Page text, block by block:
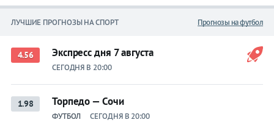
ЛУЧШИЕ ПРОГНОЗЫ НА СПОРТ Прогнозы на футбол
4.56 Экспресс дня 7 августа
СЕГОДНЯ В 20:00
1.98 Торпедо — Сочи
ФУТБОЛ СЕГОДНЯ В 20:00